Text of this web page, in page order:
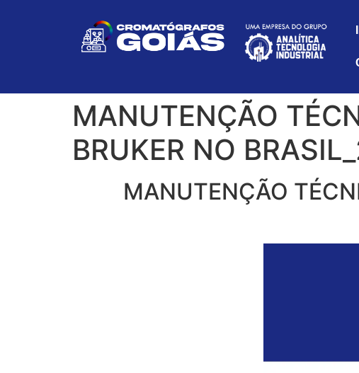
MANUTENÇÃO
BRUKER NO
MANUTENÇÃO